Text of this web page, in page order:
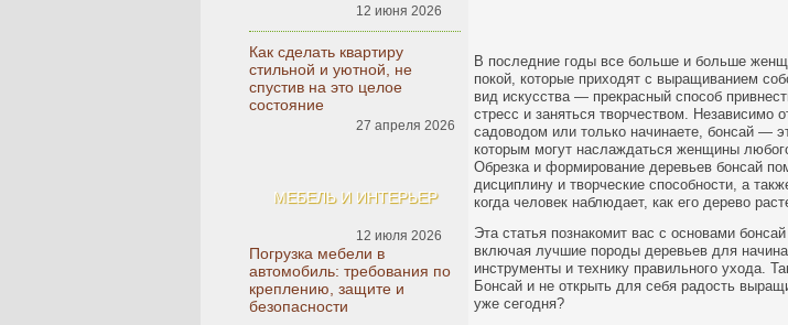
12 июня 2026
Как сделать квартиру
стильной и уютной, не
спустив на это целое
состояние
27 апреля 2026
МЕБЕЛЬ И ИНТЕРЬЕР
12 июля 2026
Погрузка мебели в
автомобиль: требования по
креплению, защите и
безопасности
В последние годы все больше и больше
покой, которые приходят с выращиванием
вид искусства — прекрасный способ
стресс и заняться творчеством. Независимо
садоводом или только начинаете, бонсай —
которым могут наслаждаться женщины
Обрезка и формирование деревьев бонсай
дисциплину и творческие способности, а
когда человек наблюдает, как его дерево
Эта статья познакомит вас с основами
включая лучшие породы деревьев для
инструменты и технику правильного ухода.
Бонсай и не открыть для себя радость
уже сегодня?